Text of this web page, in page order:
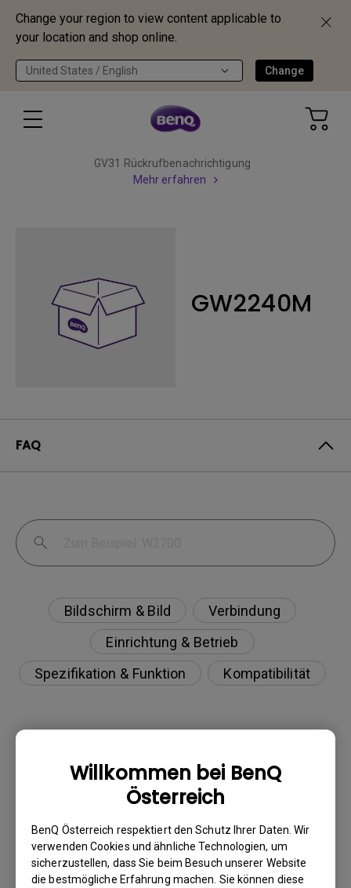
Change your region to view content applicable to
your location and shop online.
United States / English Change
Willkommen bei BenQ
Österreich
BenQ Österreich respektiert den Schutz Ihrer Daten. Wir
verwenden Cookies und ähnliche Technologien, um
sicherzustellen, dass Sie beim Besuch unserer Website
die bestmögliche Erfahrung machen. Sie können diese
GV31 Rückrufbenachrichtigung
Mehr erfahren
GW2240M
FAQ
Bildschirm & Bild
Verbindung
Einrichtung & Betrieb
Spezifikation & Funktion
Kompatibilität
Warum kann mein BenQ-Monitor über ein
USB-C(Typ C)-Kabel nicht ordnungsgemäß
angezeigt werden?
Wie kann ich Flimmern auf einem externen
Mac M1/M2-Monitor beheben?